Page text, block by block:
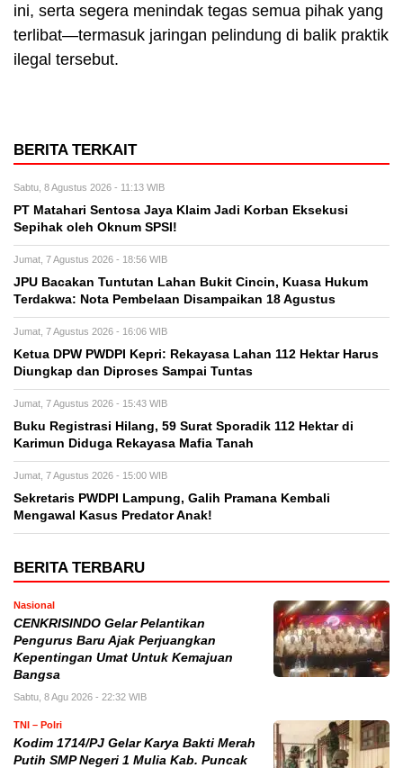
ini, serta segera menindak tegas semua pihak yang
terlibat—termasuk jaringan pelindung di balik praktik
ilegal tersebut.
BERITA TERKAIT
Sabtu, 8 Agustus 2026 - 11:13 WIB
PT Matahari Sentosa Jaya Klaim Jadi Korban Eksekusi
Sepihak oleh Oknum SPSI!
Jumat, 7 Agustus 2026 - 18:56 WIB
JPU Bacakan Tuntutan Lahan Bukit Cincin, Kuasa Hukum
Terdakwa: Nota Pembelaan Disampaikan 18 Agustus
Jumat, 7 Agustus 2026 - 16:06 WIB
Ketua DPW PWDPI Kepri: Rekayasa Lahan 112 Hektar Harus
Diungkap dan Diproses Sampai Tuntas
Jumat, 7 Agustus 2026 - 15:43 WIB
Buku Registrasi Hilang, 59 Surat Sporadik 112 Hektar di
Karimun Diduga Rekayasa Mafia Tanah
Jumat, 7 Agustus 2026 - 15:00 WIB
Sekretaris PWDPI Lampung, Galih Pramana Kembali
Mengawal Kasus Predator Anak!
BERITA TERBARU
Nasional
CENKRISINDO Gelar Pelantikan
Pengurus Baru Ajak Perjuangkan
Kepentingan Umat Untuk Kemajuan
Bangsa
Sabtu, 8 Agu 2026 - 22:32 WIB
TNI – Polri
Kodim 1714/PJ Gelar Karya Bakti Merah
Putih SMP Negeri 1 Mulia Kab. Puncak